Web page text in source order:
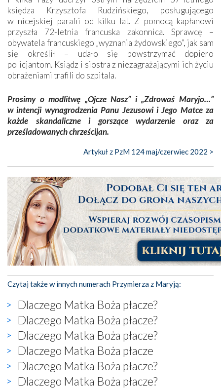
księdza Krzysztofa Rudzińskiego, posługującego
w nicejskiej parafii od kilku lat. Z pomocą kapłanowi
przyszła 72-letnia francuska zakonnica. Sprawcę –
obywatela francuskiego „wyznania żydowskiego”, jak sam
się określił – udało się powstrzymać dopiero
policjantom. Ksiądz i siostra z niezagrażającymi ich życiu
obrażeniami trafili do szpitala.
Prosimy o modlitwę „Ojcze Nasz” i „Zdrowaś Maryjo…”
w intencji wynagrodzenia Panu Jezusowi i Jego Matce za
każde skandaliczne i gorszące wydarzenie oraz za
prześladowanych chrześcijan.
Artykuł z PzM 124 maj/czerwiec 2022 >
Czytaj także w innych numerach Przymierza z Maryją:
Dlaczego Matka Boża płacze?
Dlaczego Matka Boża płacze?
Dlaczego Matka Boża płacze?
Dlaczego Matka Boża płacze
Dlaczego Matka Boża płacze?
Dlaczego Matka Boża płacze?